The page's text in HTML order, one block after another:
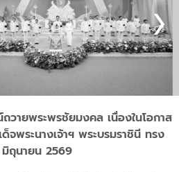
วายพระพรชัยมงคล เนื่องในโอกาส
จพระนางเจ้าฯ พระบรมราชินี ทรง
ถุนายน 2569